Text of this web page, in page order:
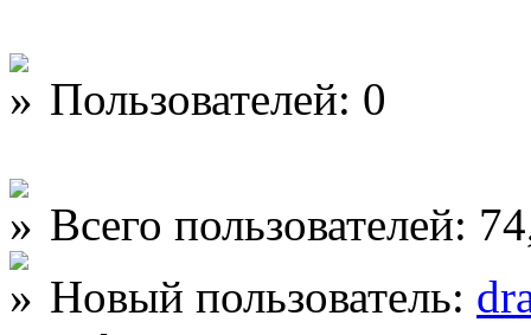
Пользователей: 0
Всего пользователей:
Новый пользователь: